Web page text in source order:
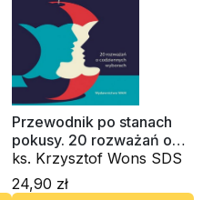
Przewodnik po stanach
pokusy. 20 rozważań o
codziennych wyborach
ks. Krzysztof Wons SDS
24,90 zł